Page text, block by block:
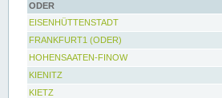
ODER
EISENHÜTTENSTADT
FRANKFURT1 (ODER)
HOHENSAATEN-FINOW
KIENITZ
KIETZ